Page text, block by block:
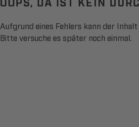
Aufgrund eines Fehlers kann der Inhalt
Bitte versuche es später noch einmal.